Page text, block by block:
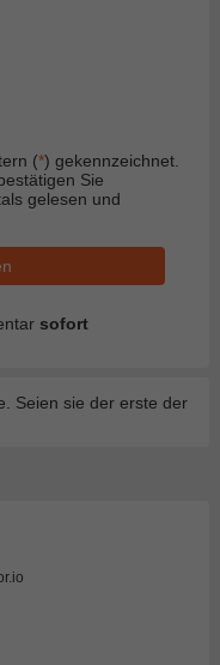
(*) gekennzeichnet.
Sie
gelesen und
sofort
Seien sie der erste der